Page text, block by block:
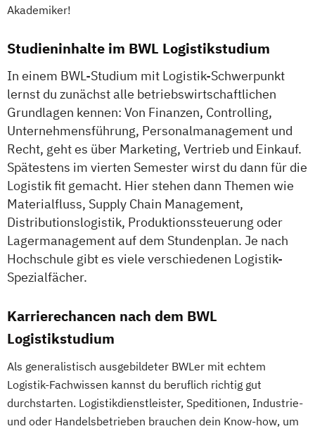
Akademiker!
Studieninhalte im BWL Logistikstudium
In einem BWL-Studium mit Logistik-Schwerpunkt
lernst du zunächst alle betriebswirtschaftlichen
Grundlagen kennen: Von Finanzen, Controlling,
Unternehmensführung, Personalmanagement und
Recht, geht es über Marketing, Vertrieb und Einkauf.
Spätestens im vierten Semester wirst du dann für die
Logistik fit gemacht. Hier stehen dann Themen wie
Materialfluss, Supply Chain Management,
Distributionslogistik, Produktionssteuerung oder
Lagermanagement auf dem Stundenplan. Je nach
Hochschule gibt es viele verschiedenen Logistik-
Spezialfächer.
Karrierechancen nach dem BWL
Logistikstudium
Als generalistisch ausgebildeter BWLer mit echtem
Logistik-Fachwissen kannst du beruflich richtig gut
durchstarten. Logistikdienstleister, Speditionen, Industrie-
und oder Handelsbetrieben brauchen dein Know-how, um